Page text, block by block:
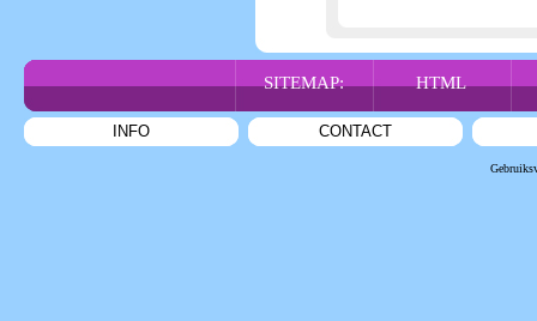
SITEMAP: HTML
INFO CONTACT